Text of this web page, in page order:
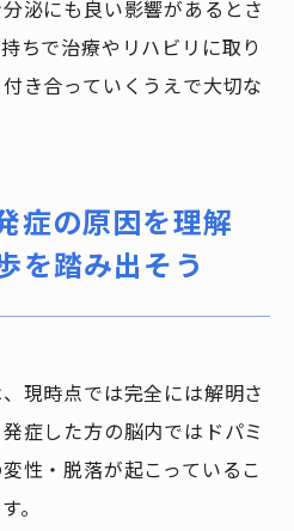
泌にも良い影響があるとさ
ちで治療やリハビリに取り
き合っていくうえで大切な
症の原因を理解
を踏み出そう
現時点では完全には解明さ
症した方の脳内ではドパミ
性・脱落が起こっているこ
。